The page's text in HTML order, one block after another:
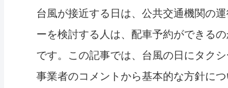
台風が接近する日は、公共交通機関の
ーを検討する人は、配車予約ができる
です。この記事では、台風の日にタク
事業者のコメントから基本的な方針に